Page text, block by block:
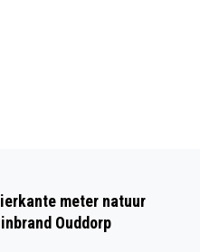
meter natuur
Ouddorp